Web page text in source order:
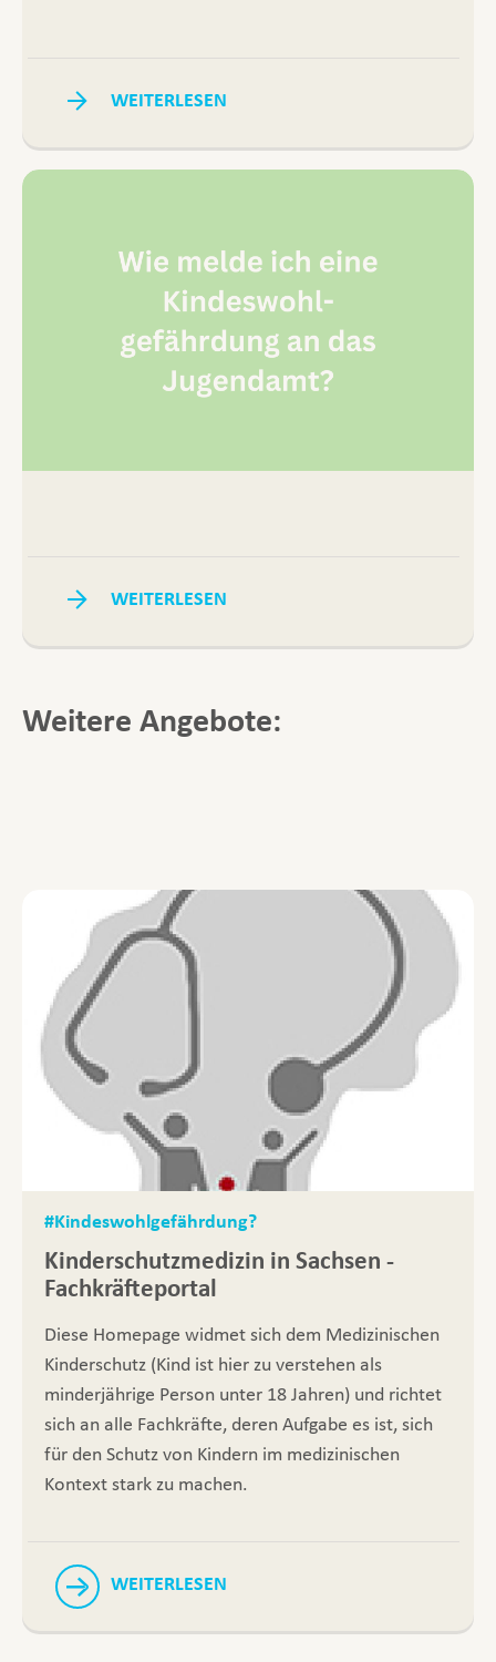
WEITERLESEN
WEITERLESEN
Weitere Angebote:
#Kindeswohlgefährdung?
Kinderschutzmedizin in Sachsen -
Fachkräfteportal
Diese Homepage widmet sich dem Medizinischen
Kinderschutz (Kind ist hier zu verstehen als
minderjährige Person unter 18 Jahren) und richtet
sich an alle Fachkräfte, deren Aufgabe es ist, sich
für den Schutz von Kindern im medizinischen
Kontext stark zu machen.
WEITERLESEN